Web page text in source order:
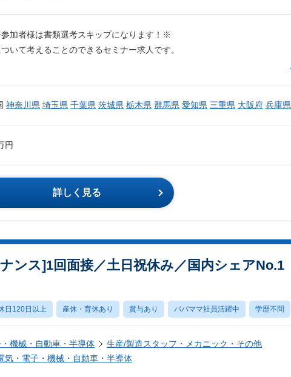
加者様は書類選考スキップになります！※
いて考えることのできるセミナー求人です。
神奈川県 埼玉県 千葉県 茨城県 栃木県 群馬県 愛知県 三重県 大阪府 兵庫県
円
詳しく見る
ンス]1回面接／土日祝休み／国内シェアNo.1
日120日以上 産休・育休あり 賞与あり パパママ社員活躍中 学歴不問
機械・自動車・半導体
生産/製造スタッフ・メカニック・その他
気・電子・機械・自動車・半導体